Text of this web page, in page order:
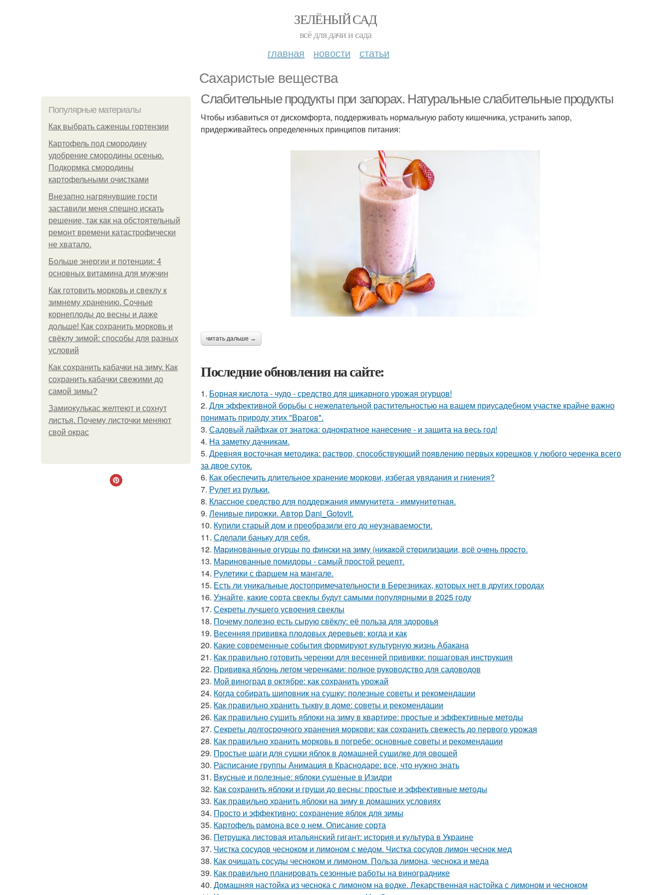
ЗЕЛЁНЫЙ САД
всё для дачи и сада
главная новости статьи
Сахаристые вещества
Популярные материалы
Как выбрать саженцы гортензии
Картофель под смородину
удобрение смородины осенью.
Подкормка смородины
картофельными очистками
Внезапно нагрянувшие гости
заставили меня спешно искать
решение, так как на обстоятельный
ремонт времени катастрофически
не хватало.
Больше энергии и потенции: 4
основных витамина для мужчин
Как готовить морковь и свеклу к
зимнему хранению. Сочные
корнеплоды до весны и даже
дольше! Как сохранить морковь и
свёклу зимой: способы для разных
условий
Как сохранить кабачки на зиму. Как
сохранить кабачки свежими до
самой зимы?
Замиокулькас желтеют и сохнут
листья. Почему листочки меняют
свой окрас
Слабительные продукты при запорах. Натуральные слабительные продукты
Чтобы избавиться от дискомфорта, поддерживать нормальную работу кишечника, устранить запор,
придерживайтесь определенных принципов питания:
читать дальше →
Последние обновления на сайте:
1. Борная кислота - чудо - средство для шикарного урожая огурцов!
2. Для эффективной борьбы с нежелательной растительностью на вашем приусадебном участке крайне важно
понимать природу этих "Врагов".
3. Садовый лайфхак от знатока: однократное нанесение - и защита на весь год!
4. На заметку дачникам.
5. Древняя восточная методика: раствор, способствующий появлению первых корешков у любого черенка всего
за двое суток.
6. Как обеспечить длительное хранение моркови, избегая увядания и гниения?
7. Рулет из рульки.
8. Классное средство для поддержания иммунитета - иммyнитeтнaя.
9. Ленивые пирожки. Автор Dani_Gotovit.
10. Купили старый дом и преобразили его до неузнаваемости.
11. Сделали баньку для себя.
12. Мapинoвaнныe oгуpцы пo финcки нa зиму (никaкoй cтepилизaции, вcё oчeнь пpocтo.
13. Маринованные помидоры - самый простой рецепт.
14. Рулетики с фаршем на мангале.
15. Есть ли уникальные достопримечательности в Березниках, которых нет в других городах
16. Узнайте, какие сорта свеклы будут самыми популярными в 2025 году
17. Секреты лучшего усвоения свеклы
18. Почему полезно есть сырую свёклу: её польза для здоровья
19. Весенняя прививка плодовых деревьев: когда и как
20. Какие современные события формируют культурную жизнь Абакана
21. Как правильно готовить черенки для весенней прививки: пошаговая инструкция
22. Прививка яблонь летом черенками: полное руководство для садоводов
23. Мой виноград в октябре: как сохранить урожай
24. Когда собирать шиповник на сушку: полезные советы и рекомендации
25. Как правильно хранить тыкву в доме: советы и рекомендации
26. Как правильно сушить яблоки на зиму в квартире: простые и эффективные методы
27. Секреты долгосрочного хранения моркови: как сохранить свежесть до первого урожая
28. Как правильно хранить морковь в погребе: основные советы и рекомендации
29. Простые шаги для сушки яблок в домашней сушилке для овощей
30. Расписание группы Анимация в Краснодаре: все, что нужно знать
31. Вкусные и полезные: яблоки сушеные в Изидри
32. Как сохранить яблоки и груши до весны: простые и эффективные методы
33. Как правильно хранить яблоки на зиму в домашних условиях
34. Просто и эффективно: сохранение яблок для зимы
35. Картофель рамона все о нем. Описание сорта
36. Петрушка листовая итальянский гигант: история и культура в Украине
37. Чистка сосудов чесноком и лимоном с медом. Чистка сосудов лимон чеснок мед
38. Как очищать сосуды чесноком и лимоном. Польза лимона, чеснока и меда
39. Как правильно планировать сезонные работы на винограднике
40. Домашняя настойка из чеснока с лимоном на водке. Лекарственная настойка с лимоном и чесноком